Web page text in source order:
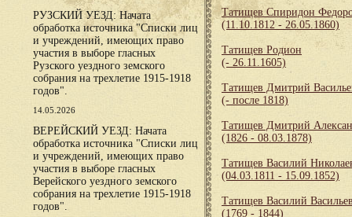
РУЗСКИЙ УЕЗД: Начата
обработка источника "Списки лиц
и учреждений, имеющих право
участия в выборе гласных
Рузского уездного земского
собрания на трехлетие 1915-1918
годов".
14.05.2026
ВЕРЕЙСКИЙ УЕЗД: Начата
обработка источника "Списки лиц
и учреждений, имеющих право
участия в выборе гласных
Верейского уездного земского
собрания на трехлетие 1915-1918
годов".
Татищев Спиридон
(11.10.1812 - 26.05.1860)
Татищев Родион
(- 26.11.1605)
Татищев Дмитрий
(- после 1818)
Татищев Дмитрий
(1826 - 08.03.1878)
Татищев Василий
(04.03.1811 - 15.09.1852)
Татищев Василий
(1769 - 1844)